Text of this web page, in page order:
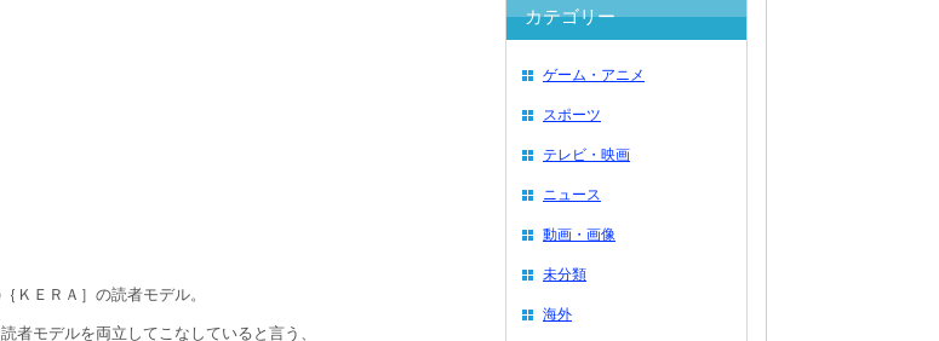
ＫＥＲＡ］の読者モデル。
者モデルを両立してこなしていると言う、
カテゴリー
ゲーム・アニメ
スポーツ
テレビ・映画
ニュース
動画・画像
未分類
海外